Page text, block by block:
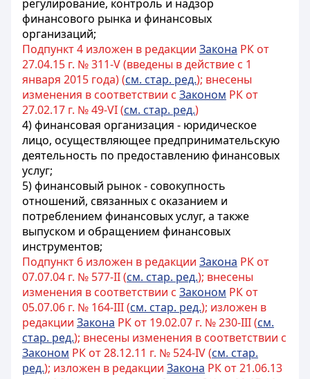
регулирование, контроль и надзор
финансового рынка и финансовых
организаций;
Подпункт 4 изложен в редакции Закона РК от
27.04.15 г. № 311-V (введены в действие с 1
января 2015 года) (см. стар. ред.); внесены
изменения в соответствии с Законом РК от
27.02.17 г. № 49-VI (см. стар. ред.)
4) финансовая организация - юридическое
лицо, осуществляющее предпринимательскую
деятельность по предоставлению финансовых
услуг;
5) финансовый рынок - совокупность
отношений, связанных с оказанием и
потреблением финансовых услуг, а также
выпуском и обращением финансовых
инструментов;
Подпункт 6 изложен в редакции Закона РК от
07.07.04 г. № 577-II (см. стар. ред.); внесены
изменения в соответствии с Законом РК от
05.07.06 г. № 164-III (см. стар. ред.); изложен в
редакции Закона РК от 19.02.07 г. № 230-III (см.
стар. ред.); внесены изменения в соответствии с
Законом РК от 28.12.11 г. № 524-IV (см. стар.
ред.); изложен в редакции Закона РК от 21.06.13